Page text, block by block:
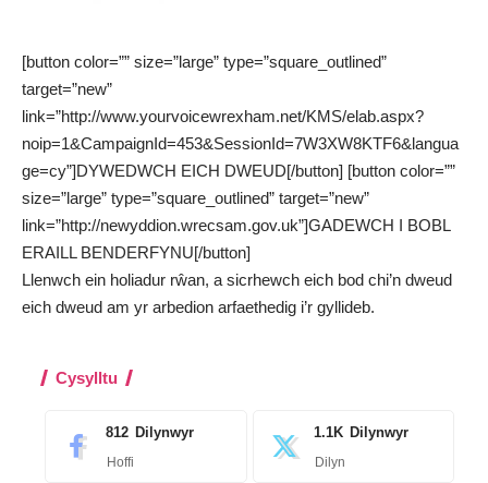
[button color=”” size=”large” type=”square_outlined”
target=”new”
link=”http://www.yourvoicewrexham.net/KMS/elab.aspx?
noip=1&CampaignId=453&SessionId=7W3XW8KTF6&langua
ge=cy”]DYWEDWCH EICH DWEUD[/button] [button color=””
size=”large” type=”square_outlined” target=”new”
link=”http://newyddion.wrecsam.gov.uk”]GADEWCH I BOBL
ERAILL BENDERFYNU[/button]
Llenwch ein holiadur rŵan, a sicrhewch eich bod chi’n dweud
eich dweud am yr arbedion arfaethedig i’r gyllideb.
Cysylltu
812 Dilynwyr
Hoffi
1.1K Dilynwyr
Dilyn